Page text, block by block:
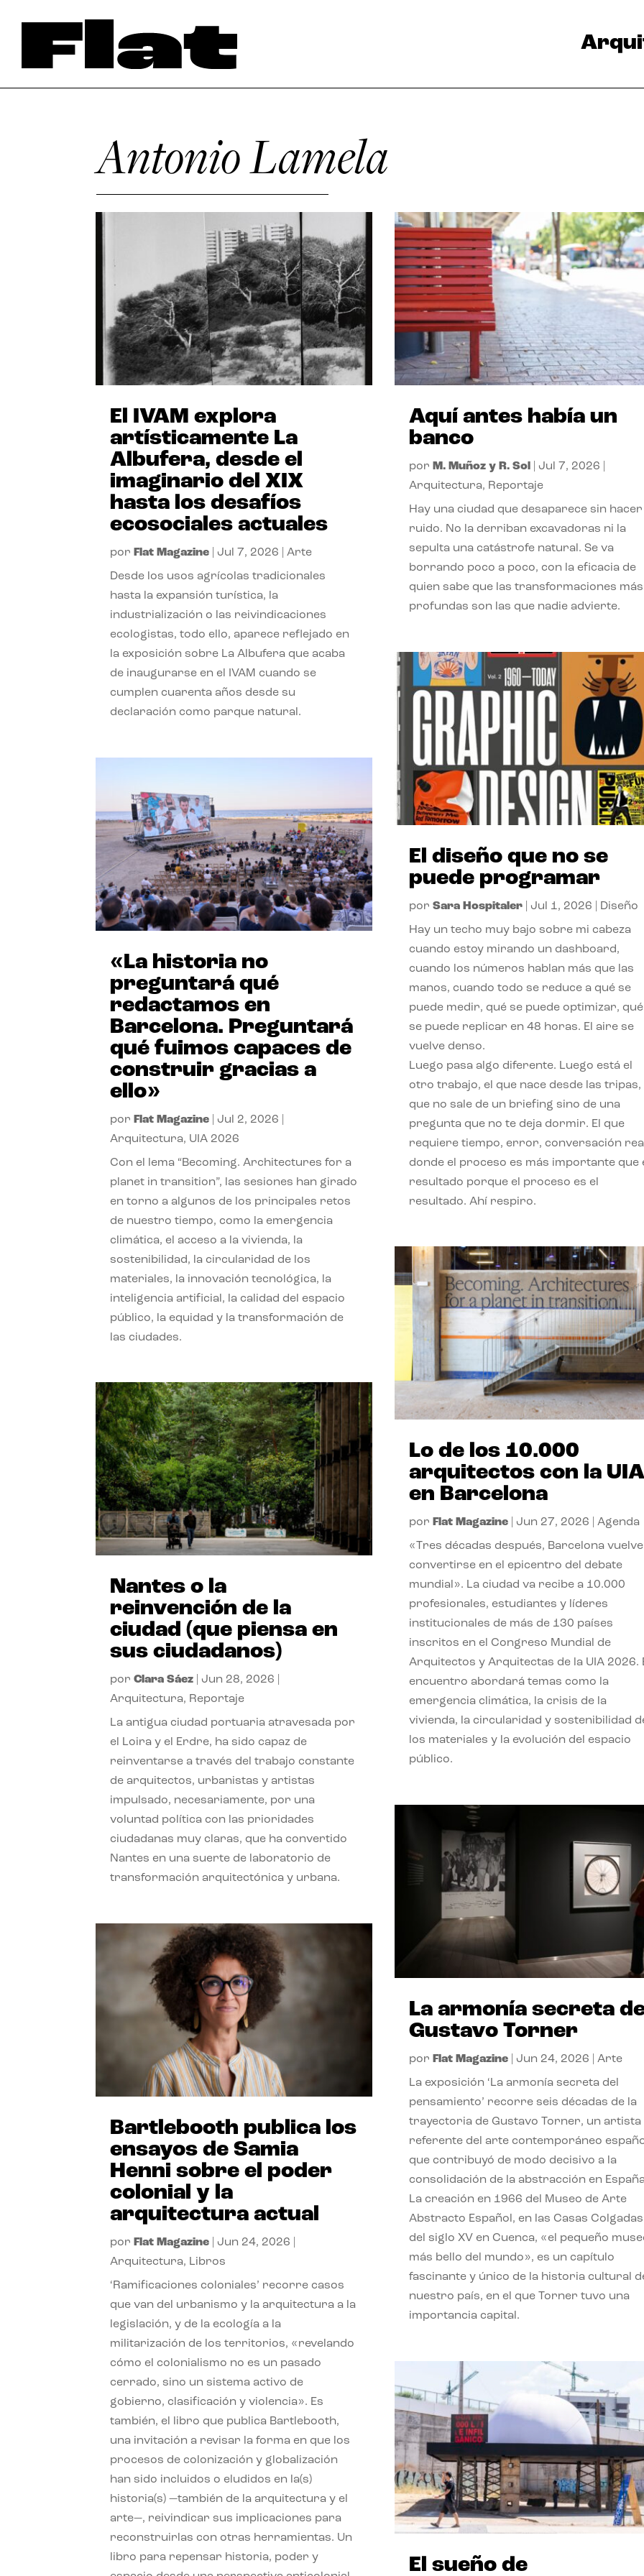
Antonio Lamela
El IVAM explora
artísticamente La
Albufera, desde el
imaginario del XIX
hasta los desafíos
ecosociales actuales
por Flat Magazine Jul 7, 2026 |Arte
Desde los usos agrícolas tradicionales
hasta la expansión turística, la
industrialización o las reivindicaciones
ecologistas, todo ello, aparece reflejado en
la exposición sobre La Albufera que acaba
de inaugurarse en el IVAM cuando se
cumplen cuarenta años desde su
declaración como parque natural.
«La historia no
preguntará qué
redactamos en
Barcelona. Preguntará
qué fuimos capaces de
construir gracias a
ello»
por Flat Magazine Jul 2, 2026
Arquitectura, UIA 2026
Con el lema “Becoming. Architectures for a
planet in transition”, las sesiones han girado
en torno a algunos de los principales retos
de nuestro tiempo, como la emergencia
climática, el acceso a la vivienda, la
sostenibilidad, la circularidad de los
materiales, la innovación tecnológica, la
inteligencia artificial, la calidad del espacio
público, la equidad y la transformación de
las ciudades.
Nantes o la
reinvención de la
ciudad (que piensa en
sus ciudadanos)
porClara Sáez Jun 28, 2026
Arquitectura, Reportaje
La antigua ciudad portuaria atravesada por
el Loira y el Erdre, ha sido capaz de
reinventarse a través del trabajo constante
de arquitectos, urbanistas y artistas
impulsado, necesariamente, por una
voluntad política con las prioridades
ciudadanas muy claras, que ha convertido
Nantes en una suerte de laboratorio de
transformación arquitectónica y urbana.
Bartlebooth publica los
ensayos de Samia
Henni sobre el poder
colonial y la
arquitectura actual
por Flat Magazine Jun 24, 2026
Arquitectura, Libros
‘Ramificaciones coloniales’ recorre casos
que van del urbanismo y la arquitectura a la
legislación, y de la ecología a la
militarización de los territorios, «revelando
cómo el colonialismo no es un pasado
cerrado, sino un sistema activo de
gobierno, clasificación y violencia». Es
también, el libro que publica Bartlebooth,
una invitación a revisar la forma en que los
procesos de colonización y globalización
han sido incluidos o eludidos en la(s)
historia(s) —también de la arquitectura y el
arte—, reivindicar sus implicaciones para
reconstruirlas con otras herramientas. Un
libro para repensar historia, poder y
Aquí antes había un
banco
por M. Muñoz y R. Sol Jul 7, 2026
Arquitectura, Reportaje
Hay una ciudad que desaparece sin hacer
ruido. No la derriban excavadoras ni la
sepulta una catástrofe natural. Se va
borrando poco a poco, con la eficacia de
quien sabe que las transformaciones más
profundas son las que nadie advierte.
El diseño que no se
puede programar
por Sara Hospitaler| Jul 1, 2026 Diseño
Hay un techo muy bajo sobre mi cabeza
cuando estoy mirando un dashboard,
cuando los números hablan más que las
manos, cuando todo se reduce a qué se
puede medir, qué se puede optimizar, qué
se puede replicar en 48 horas. El aire se
vuelve denso.
Luego pasa algo diferente. Luego está el
otro trabajo, el que nace desde las tripas,
que no sale de un briefing sino de una
pregunta que no te deja dormir. El que
requiere tiempo, error, conversación
donde el proceso es más importante que
resultado porque el proceso es el
resultado. Ahí respiro.
Lo de los 10.000
arquitectos con la UIA
en Barcelona
por Flat Magazine| Jun 27, 2026 Agenda
«Tres décadas después, Barcelona vuelve
convertirse en el epicentro del debate
mundial». La ciudad va recibe a 10.000
profesionales, estudiantes y líderes
institucionales de más de 130 países
inscritos en el Congreso Mundial de
Arquitectos y Arquitectas de la UIA 2026.
encuentro abordará temas como la
emergencia climática, la crisis de la
vivienda, la circularidad y sostenibilidad
los materiales y la evolución del espacio
público.
La armonía secreta
Gustavo Torner
por Flat Magazine| Jun 24, 2026 Arte
La exposición ‘La armonía secreta del
pensamiento’ recorre seis décadas de la
trayectoria de Gustavo Torner, un artista
referente del arte contemporáneo
que contribuyó de modo decisivo a la
consolidación de la abstracción en
La creación en 1966 del Museo de Arte
Abstracto Español, en las Casas Colgadas
del siglo XV en Cuenca, «el pequeño
más bello del mundo», es un capítulo
fascinante y único de la historia cultural
nuestro país, en el que Torner tuvo una
importancia capital.
El sueño de